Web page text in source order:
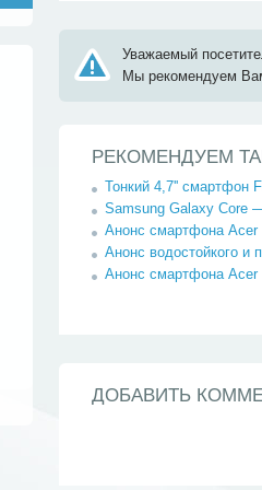
Уважаемый
Мы рекомендуем
РЕКОМЕНДУЕМ
Тонкий 4,7'' смартфон
Samsung Galaxy Core
Анонс смартфона Acer
Анонс водостойкого
Анонс смартфона Acer
ДОБАВИТЬ